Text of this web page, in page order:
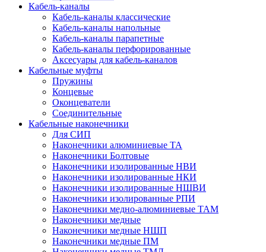
Кабель-каналы
Кабель-каналы классические
Кабель-каналы напольные
Кабель-каналы парапетные
Кабель-каналы перфорированные
Аксесуары для кабель-каналов
Кабельные муфты
Пружины
Концевые
Оконцеватели
Соединительные
Кабельные наконечники
Для СИП
Наконечники алюминиевые ТА
Наконечники Болтовые
Наконечники изолированные НВИ
Наконечники изолированные НКИ
Наконечники изолированные НШВИ
Наконечники изолированные РПИ
Наконечники медно-алюминиевые ТАМ
Наконечники медные
Наконечники медные НШП
Наконечники медные ПМ